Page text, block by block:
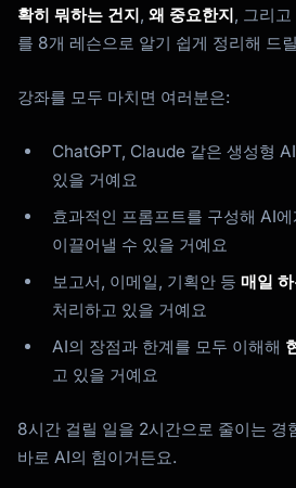
확히 뭐하는 건지, 왜 중요한지, 그리고
를 8개 레슨으로 알기 쉽게 정리해 드
강좌를 모두 마치면 여러분은:
ChatGPT, Claude 같은 생성형
있을 거예요
효과적인 프롬프트를 구성해 AI
이끌어낼 수 있을 거예요
보고서, 이메일, 기획안 등 매일
처리하고 있을 거예요
AI의 장점과 한계를 모두 이해해
고 있을 거예요
8시간 걸릴 일을 2시간으로 줄이는 경
바로 AI의 힘이거든요.
Kai